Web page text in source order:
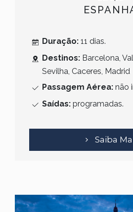
Duração:11 dias.
Destinos: Barcelona,
Sevilha, Caceres, Madrid
Passagem Aérea:não
Saídas: programadas.
Saiba